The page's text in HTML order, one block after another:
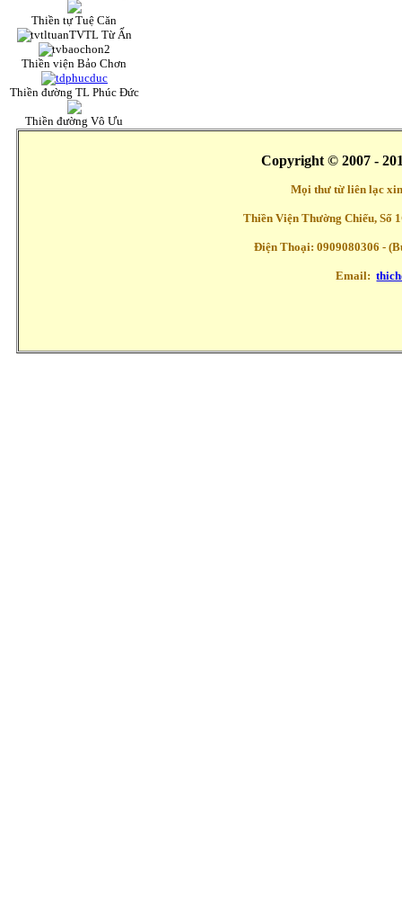
Thiền tự Tuệ Căn
TVTL Từ Ấn
Thiền viện Bảo Chơn
Thiền đường TL Phúc Đức
Thiền đường Vô Ưu
Copyright © 2007 -
Mọi thư từ liên lạc
Thiền Viện Thường Chiếu, Số
Điện Thoại: 0909080306 -
Email: